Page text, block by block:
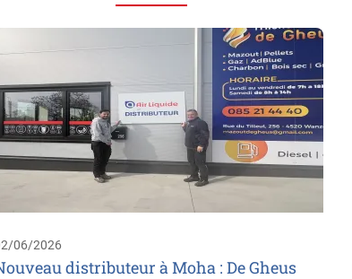
06/2026
distributeur à Moha : De Gheus